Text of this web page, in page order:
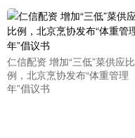
仁信配资 增加“三低”菜供应比
例，北京烹协发布“体重管理
年”倡议书